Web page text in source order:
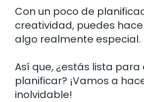
Con un poco de
creatividad, puedes
algo realmente especial.
Así que, ¿estás lista para
planificar? ¡Vamos a
inolvidable!